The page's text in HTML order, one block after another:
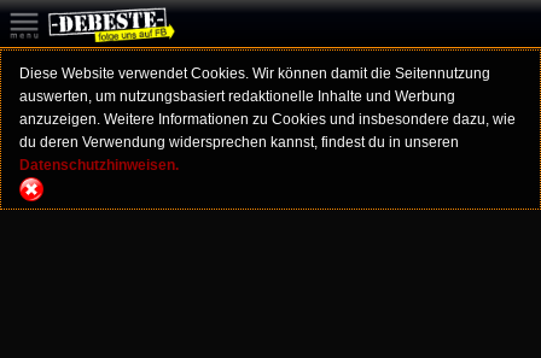
Diese Website verwendet Cookies. Wir können damit die Seitennutzung
auswerten, um nutzungsbasiert redaktionelle Inhalte und Werbung
anzuzeigen. Weitere Informationen zu Cookies und insbesondere dazu, wie
du deren Verwendung widersprechen kannst, findest du in unseren
Datenschutzhinweisen.